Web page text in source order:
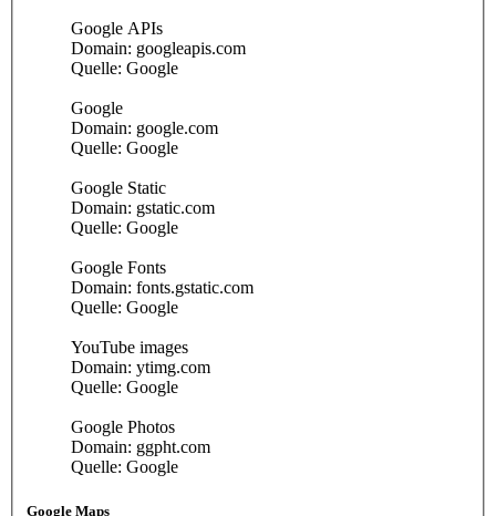
Google APIs
Domain: googleapis.com
Quelle: Google
Google
Domain: google.com
Quelle: Google
Google Static
Domain: gstatic.com
Quelle: Google
Google Fonts
Domain: fonts.gstatic.com
Quelle: Google
YouTube images
Domain: ytimg.com
Quelle: Google
Google Photos
Domain: ggpht.com
Quelle: Google
Google Maps